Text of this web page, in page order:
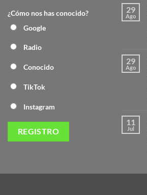
¿Cómo nos has conocido?
Google
Radio
Conocido
TikTok
Instagram
29
Ago
29
Ago
11
Jul